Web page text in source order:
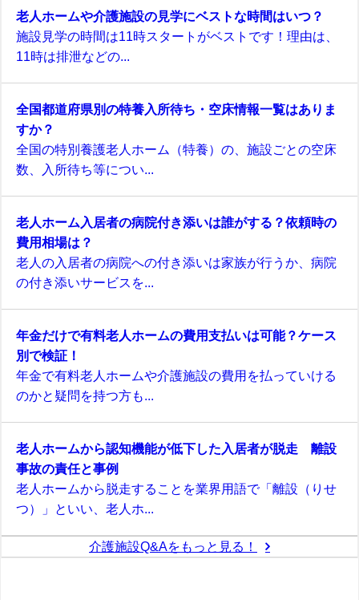
老人ホームや介護施設の見学にベストな時間はいつ？
施設見学の時間は11時スタートがベストです！理由は、
11時は排泄などの...
全国都道府県別の特養入所待ち・空床情報一覧はありま
すか？
全国の特別養護老人ホーム（特養）の、施設ごとの空床
数、入所待ち等につい...
老人ホーム入居者の病院付き添いは誰がする？依頼時の
費用相場は？
老人の入居者の病院への付き添いは家族が行うか、病院
の付き添いサービスを...
年金だけで有料老人ホームの費用支払いは可能？ケース
別で検証！
年金で有料老人ホームや介護施設の費用を払っていける
のかと疑問を持つ方も...
老人ホームから認知機能が低下した入居者が脱走 離設
事故の責任と事例
老人ホームから脱走することを業界用語で「離設（りせ
つ）」といい、老人ホ...
介護施設Q&Aをもっと見る！